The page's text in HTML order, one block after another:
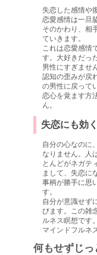
失恋した感情や
恋愛感情は一旦
そのかわり、相
ていきます。
これは恋愛感情
す。大好きだっ
男性にすぎません
認知の歪みが戻
の男性に戻って
恋心を覚ます方
ん。
失恋にも効
自分の心なのに
なりません。人
とんどがネガテ
まして、失恋に
事柄が勝手に思
す。
自分が意識せず
びます。この雑
ルネス瞑想です。
マインドフルネ
何もせずじっ